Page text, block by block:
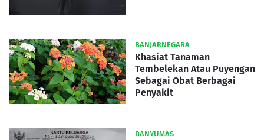
BANJARNEGARA
Khasiat Tanaman
Tembelekan Atau Puyengan
Sebagai Obat Berbagai
Penyakit
BANYUMAS